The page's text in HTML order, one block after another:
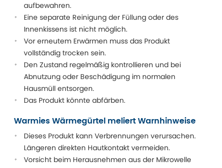
aufbewahren.
Eine separate Reinigung der Füllung oder des
Innenkissens ist nicht möglich.
Vor erneutem Erwärmen muss das Produkt
vollständig trocken sein.
Den Zustand regelmäßig kontrollieren und bei
Abnutzung oder Beschädigung im normalen
Hausmüll entsorgen.
Das Produkt könnte abfärben.
Warmies Wärmegürtel meliert Warnhinweise
Dieses Produkt kann Verbrennungen verursachen.
Längeren direkten Hautkontakt vermeiden.
Vorsicht beim Herausnehmen aus der Mikrowelle